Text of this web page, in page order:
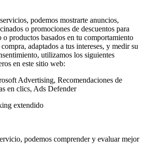
podemos mostrarte anuncios,
o promociones de descuentos para
o productos basados en tu comportamiento
adaptados a tus intereses, y medir su
utilizamos los siguientes
en este sitio web:
Advertising, Recomendaciones de
en clics, Ads Defender
extendido
podemos comprender y evaluar mejor